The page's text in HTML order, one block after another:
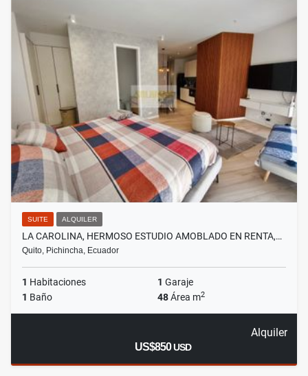
SUITE ALQUILER
LA CAROLINA, HERMOSO ESTUDIO AMOBLADO EN RENTA,…
Quito, Pichincha, Ecuador
1 Habitaciones 1 Garaje
1 Baño 48Área m2
Alquiler
US$850USD